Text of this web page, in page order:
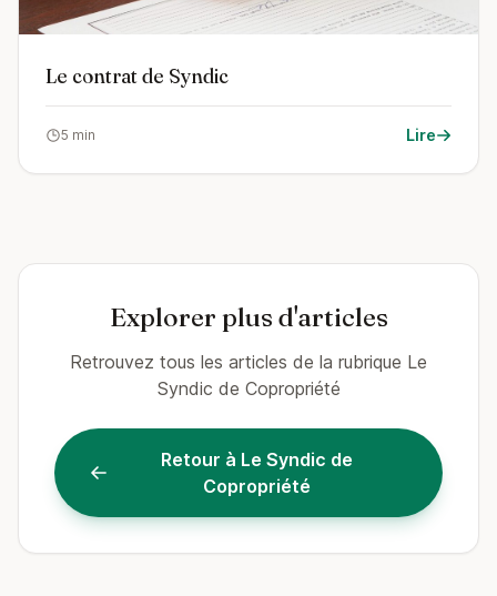
Le contrat de Syndic
5 min Lire
Explorer plus d'articles
Retrouvez tous les articles de la rubrique Le
Syndic de Copropriété
Retour à Le Syndic de
Copropriété